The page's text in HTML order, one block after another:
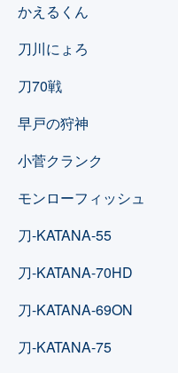
かえるくん
刀川にょろ
刀70戦
早戸の狩神
小菅クランク
モンローフィッシュ
刀-KATANA-55
刀-KATANA-70HD
刀-KATANA-69ON
刀-KATANA-75